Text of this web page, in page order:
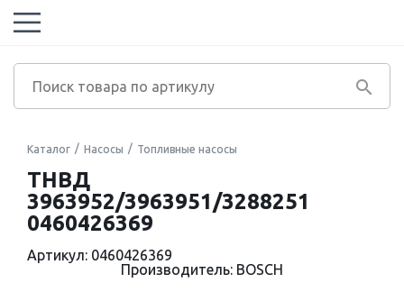
Каталог Насосы Топливные насосы
ТНВД
3963952/3963951/3288251
0460426369
Артикул: 0460426369
Производитель: BOSCH